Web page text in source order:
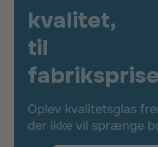
kvalitet,
til
Oplev kvalitetsglas
der ikke vil sprænge